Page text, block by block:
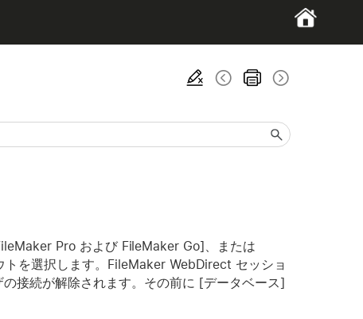
Pro および FileMaker Go]、または
を選択します。FileMaker WebDirect セッショ
接続が解除されます。その前に [データベース]